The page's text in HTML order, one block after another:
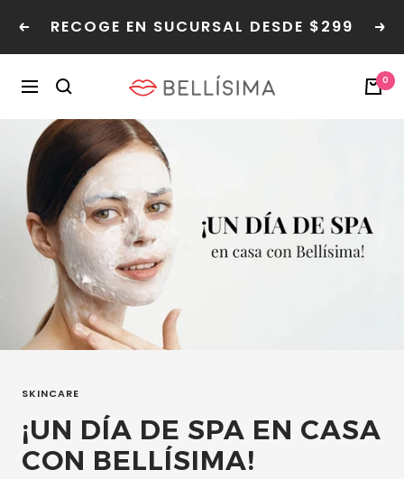
Anterior
RECOGE EN SUCURSAL DESDE $299
Navegación Bellisima 0
SKINCARE
¡UN DÍA DE SPA EN CASA
CON BELLÍSIMA!